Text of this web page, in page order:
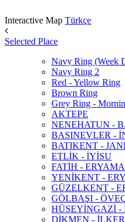
Interactive Map Türkçe
Selected Place
Navy Ring (Week
Navy Ring 2
Red - Yellow Ring
Brown Ring
Grey Ring -
AKTEPE
NENEHATUN -
BASINEVLER -
BATIKENT -
ETLİK - İYİSU
FATİH -
YENİKENT -
GÜZELKENT -
GÖLBAŞI -
HÜSEYİNGAZİ -
DİKMEN -